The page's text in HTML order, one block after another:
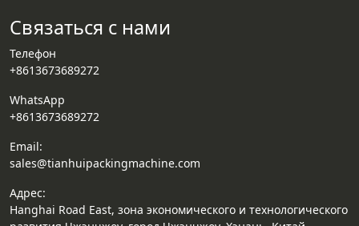
Связаться с нами
Телефон
+8613673689272
WhatsApp
+8613673689272
Email:
sales@tianhuipackingmachine.com
Адрес:
Hanghai Road East, зона экономического и технологического